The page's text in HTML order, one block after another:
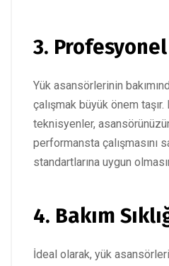
3.
Yük asansörlerinin
çalışmak büyük önem
teknisyenler,
performansta çalışmasını
standartlarına uygun
4. Bakım
İdeal olarak, yük